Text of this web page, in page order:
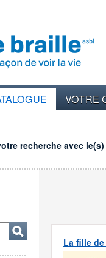
VOTRE
recherche avec
La fille